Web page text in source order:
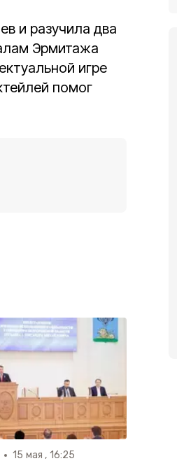
и разучила два
Эрмитажа
игре
помог
15 мая , 16:25